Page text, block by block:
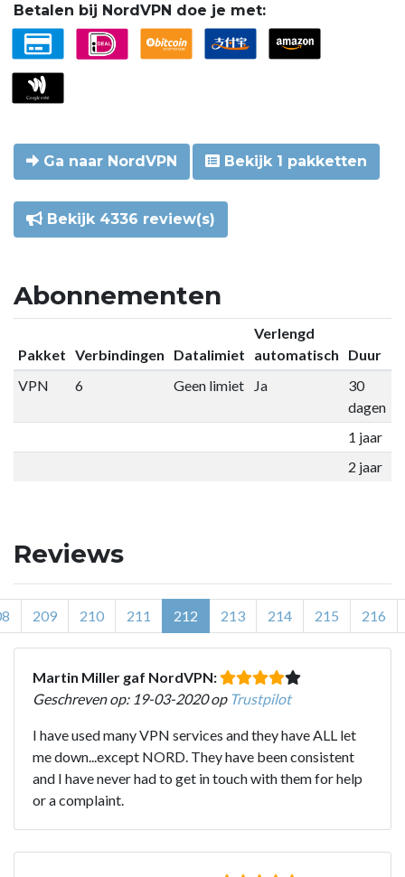
Betalen bij NordVPN doe je met:
Ga naar NordVPN Bekijk 1 pakketten
Bekijk 4336 review(s)
Abonnementen
Pakket Verbindingen Datalimiet
Verlengd
automatisch
Duur
VPN
6 Geen limiet Ja
30
dagen
1 jaar
2 jaar
Reviews
209 210 211 212 213 214 215 216
Martin Miller gaf NordVPN:
Geschreven op: 19-03-2020 op Trustpilot
I have used many VPN services and they have ALL let
me down...except NORD. They have been consistent
and I have never had to get in touch with them for help
or a complaint.